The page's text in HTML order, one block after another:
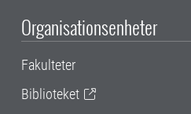
Organisationsenheter
Fakulteter
Biblioteket